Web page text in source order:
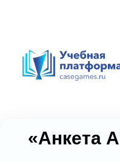
«Анкета